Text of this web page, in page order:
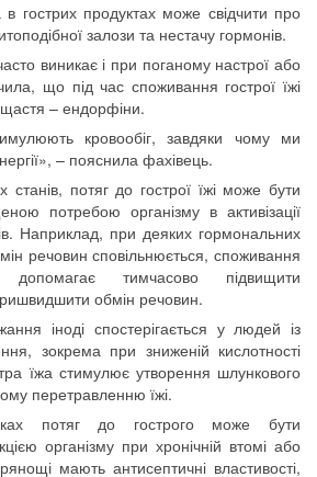
в гострих продуктах може свідчити про
залози та нестачу гормонів.
виникає і при поганому настрої або
що під час споживання гострої їжі
– ендорфіни.
кровообіг, завдяки чому ми
– пояснила фахівець.
станів, потяг до гострої їжі може бути
потребою організму в активізації
Наприклад, при деяких гормональних
речовин сповільнюється, споживання
допомагає тимчасово підвищити
обмін речовин.
іноді спостерігається у людей із
зокрема при зниженій кислотності
їжа стимулює утворення шлункового
перетравленню їжі.
потяг до гострого може бути
організму при хронічній втомі або
мають антисептичні властивості,